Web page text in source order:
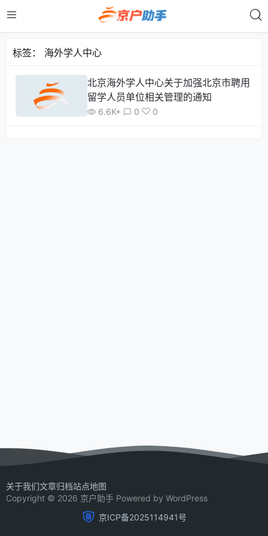
标签： 海外学人中心
北京海外学人中心关于加强北京市聘用
留学人员单位相关管理的通知
6.6K+ 0 0
关于我们文章归档站点地图
Copyright © 2026 京户助手 Powered by WordPress
京ICP备2025114941号